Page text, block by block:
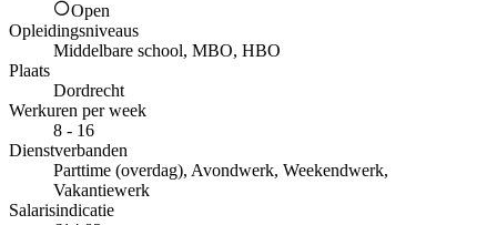
Open
Opleidingsniveaus
Middelbare school, MBO, HBO
Plaats
Dordrecht
Werkuren per week
8 - 16
Dienstverbanden
Parttime (overdag), Avondwerk, Weekendwerk,
Vakantiewerk
Salarisindicatie